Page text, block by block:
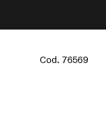
Cod. 76569